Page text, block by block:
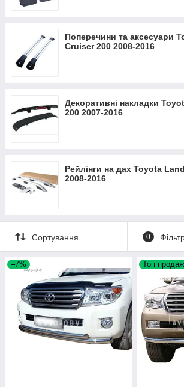
Поперечини та аксесуари
Cruiser 200 2008-2016
Декоративні накладки
200 2007-2016
Рейлінги на дах Toyota
2008-2016
Сортування 0
–7% Топ